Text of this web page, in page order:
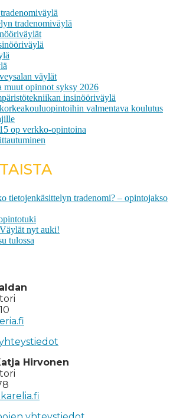
tradenomiväylä
väylät
muut opinnot syksy 2026
insinööriväylä
valmentava koulutus
op verkko-opintoina
tietojenkäsittelyn tradenomi? – opintojakso
nyt auki!
tulossa
Hirvonen